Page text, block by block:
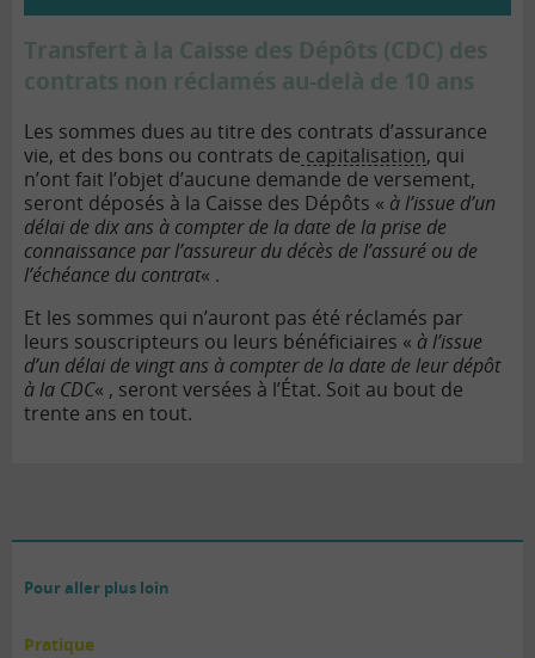
Transfert à la Caisse des Dépôts (CDC) des
contrats non réclamés au-delà de 10 ans
Les sommes dues au titre des contrats d’assurance
vie, et des bons ou contrats de capitalisation, qui
n’ont fait l’objet d’aucune demande de versement,
seront déposés à la Caisse des Dépôts « à l’issue d’un
délai de dix ans à compter de la date de la prise de
connaissance par l’assureur du décès de l’assuré ou de
l’échéance du contrat« .
Et les sommes qui n’auront pas été réclamés par
leurs souscripteurs ou leurs bénéficiaires « à l’issue
d’un délai de vingt ans à compter de la date de leur dépôt
à la CDC« , seront versées à l’État. Soit au bout de
trente ans en tout.
Pour aller plus loin
Pratique